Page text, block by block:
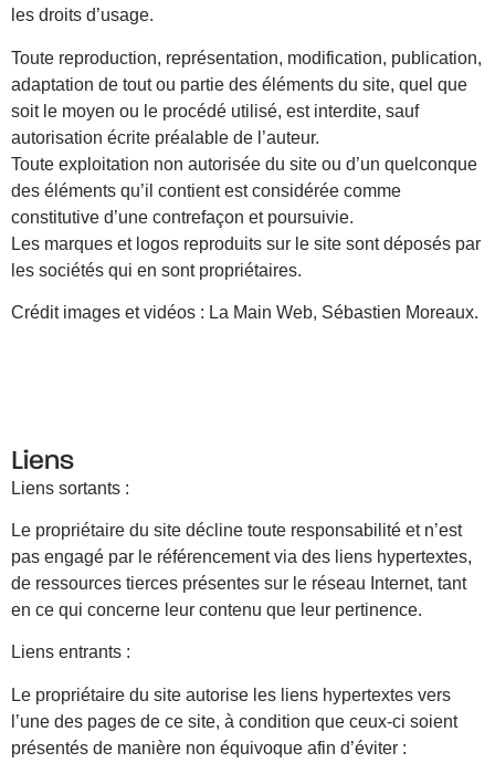
les droits d’usage.
Toute reproduction, représentation, modification, publication,
adaptation de tout ou partie des éléments du site, quel que
soit le moyen ou le procédé utilisé, est interdite, sauf
autorisation écrite préalable de l’auteur.
Toute exploitation non autorisée du site ou d’un quelconque
des éléments qu’il contient est considérée comme
constitutive d’une contrefaçon et poursuivie.
Les marques et logos reproduits sur le site sont déposés par
les sociétés qui en sont propriétaires.
Crédit images et vidéos : La Main Web, Sébastien Moreaux.
Liens
Liens sortants :
Le propriétaire du site décline toute responsabilité et n’est
pas engagé par le référencement via des liens hypertextes,
de ressources tierces présentes sur le réseau Internet, tant
en ce qui concerne leur contenu que leur pertinence.
Liens entrants :
Le propriétaire du site autorise les liens hypertextes vers
l’une des pages de ce site, à condition que ceux-ci soient
présentés de manière non équivoque afin d’éviter :